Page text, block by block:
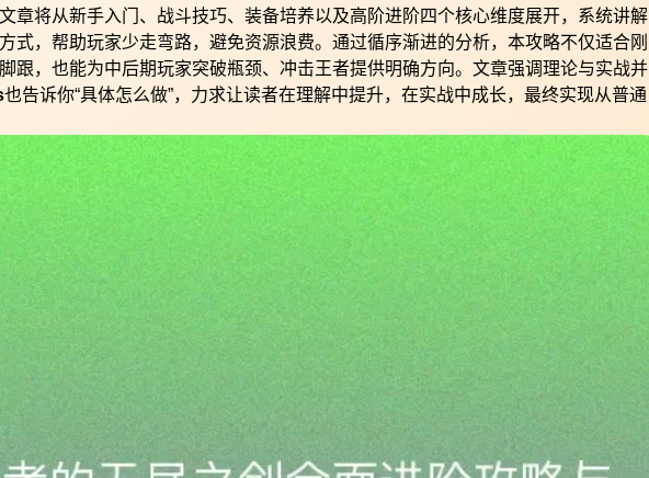
章将从新手入门、战斗技巧、装备培养以及高阶进阶四个核心维度展开，系统讲解
式，帮助玩家少走弯路，避免资源浪费。通过循序渐进的分析，本攻略不仅适合刚
跟，也能为中后期玩家突破瓶颈、冲击王者提供明确方向。文章强调理论与实战并
也告诉你“具体怎么做”，力求让读者在理解中提升，在实战中成长，最终实现从普通